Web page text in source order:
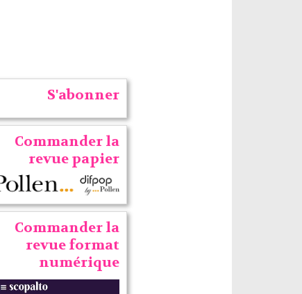
S'abonner
Commander la
revue papier
Commander la
revue format
numérique